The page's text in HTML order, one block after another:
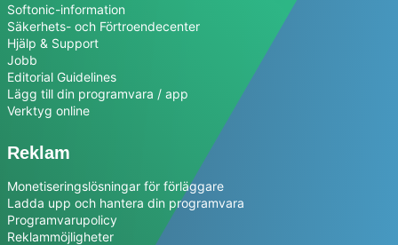
Softonic-information
Säkerhets- och Förtroendecenter
Hjälp & Support
Jobb
Editorial Guidelines
Lägg till din programvara / app
Verktyg online
Reklam
Monetiseringslösningar för förläggare
Ladda upp och hantera din programvara
Programvarupolicy
Reklammöjligheter